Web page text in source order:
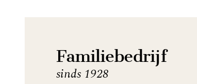
Familiebedrijf
sinds 1928